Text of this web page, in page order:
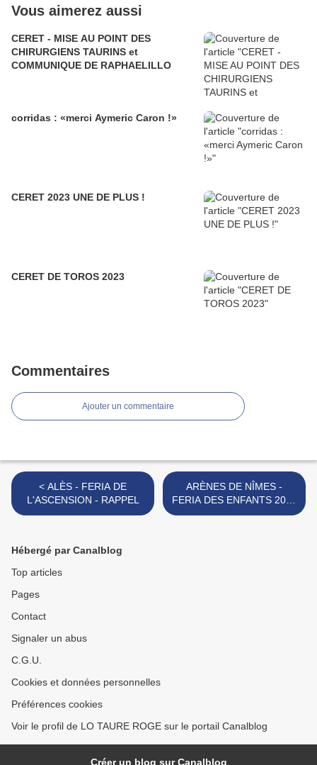
Vous aimerez aussi
CERET - MISE AU POINT DES
CHIRURGIENS TAURINS et
COMMUNIQUE DE RAPHAELILLO
corridas : «merci Aymeric Caron !»
CERET 2023 UNE DE PLUS !
CERET DE TOROS 2023
Commentaires
Ajouter un commentaire
< ALÈS - FERIA DE
L'ASCENSION - RAPPEL
ARÈNES DE NÎMES -
FERIA DES ENFANTS 2022
>
Hébergé par Canalblog
Top articles
Pages
Contact
Signaler un abus
C.G.U.
Cookies et données personnelles
Préférences cookies
Voir le profil de LO TAURE ROGE sur le portail Canalblog
Créer un blog sur Canalblog